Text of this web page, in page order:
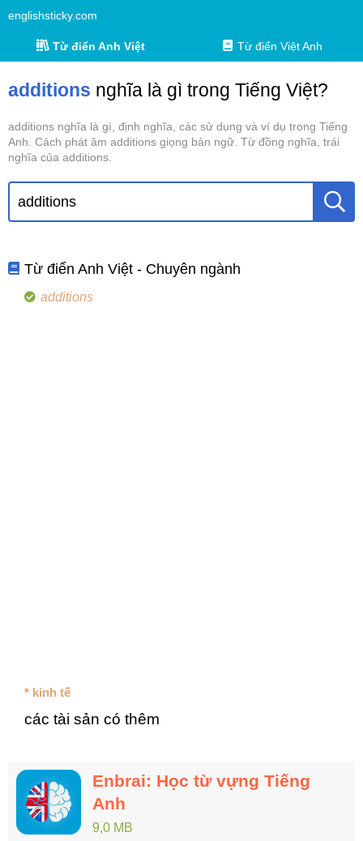
englishsticky.com
Từ điển Anh Việt Từ điển Việt Anh
additions nghĩa là gì trong Tiếng Việt?
additions nghĩa là gì, định nghĩa, các sử dụng và ví dụ trong Tiếng
Anh. Cách phát âm additions giọng bản ngữ. Từ đồng nghĩa, trái
nghĩa của additions.
Từ điển Anh Việt - Chuyên ngành
additions
* kinh tế
các tài sản có thêm
Enbrai: Học từ vựng Tiếng
Anh
9,0 MB